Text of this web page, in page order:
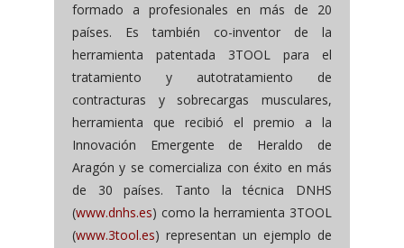
formado a profesionales en más de 20
países. Es también co-inventor de la
herramienta patentada 3TOOL para el
tratamiento y autotratamiento de
contracturas y sobrecargas musculares,
herramienta que recibió el premio a la
Innovación Emergente de Heraldo de
Aragón y se comercializa con éxito en más
de 30 países. Tanto la técnica DNHS
(www.dnhs.es) como la herramienta 3TOOL
(www.3tool.es) representan un ejemplo de